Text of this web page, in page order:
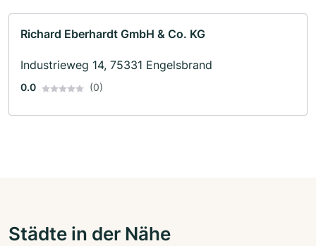
Richard Eberhardt GmbH & Co. KG
Industrieweg 14, 75331 Engelsbrand
0.0 (0)
Städte in der Nähe